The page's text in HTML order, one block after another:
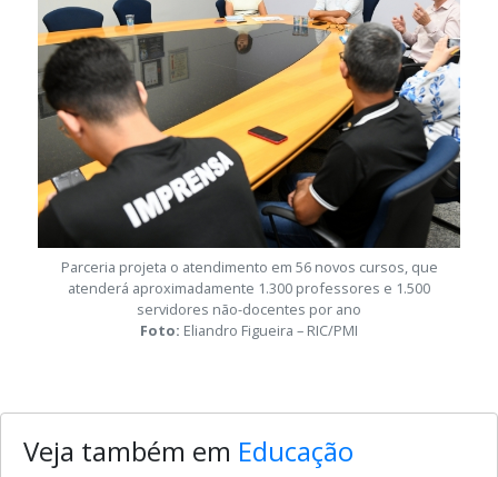
Foto:Eliandro Figueira – RIC/PMI